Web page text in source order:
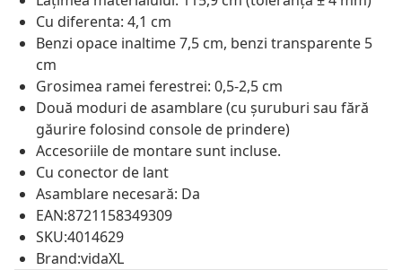
Cu diferenta: 4,1 cm
Benzi opace inaltime 7,5 cm, benzi transparente 5
cm
Grosimea ramei ferestrei: 0,5-2,5 cm
Două moduri de asamblare (cu șuruburi sau fără
găurire folosind console de prindere)
Accesoriile de montare sunt incluse.
Cu conector de lant
Asamblare necesară: Da
EAN:8721158349309
SKU:4014629
Brand:vidaXL